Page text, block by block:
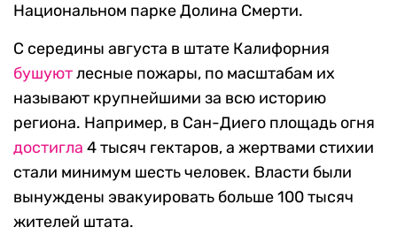
Национальном парке Долина Смерти.
С середины августа в штате Калифорния
бушуютлесные пожары, по масштабам их
называют крупнейшими за всю историю
региона. Например, в Сан-Диего площадь огня
достигла 4 тысяч гектаров, а жертвами стихии
стали минимум шесть человек. Власти были
вынуждены эвакуировать больше 100 тысяч
жителей штата.